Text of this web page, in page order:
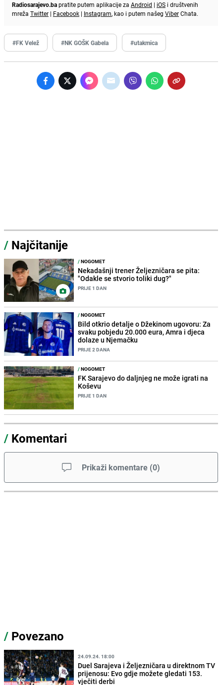
Radiosarajevo.bapratite putem aplikacije za Android | iOS i društvenih
mreža Twitter | Facebook | Instagram, kao i putem našeg ViberChata.
#FK Velež #NK GOŠK Gabela #utakmica
/ Najčitanije
/NOGOMET
Nekadašnji trener Željezničara se pita:
"Odakle se stvorio toliki dug?"
PRIJE 1 DAN
/NOGOMET
Bild otkrio detalje o Džekinom ugovoru: Za
svaku pobjedu 20.000 eura, Amra i djeca
dolaze u Njemačku
PRIJE 2 DANA
/NOGOMET
FK Sarajevo do daljnjeg ne može igrati na
Koševu
PRIJE 1 DAN
/ Komentari
Prikaži komentare (0)
/ Povezano
24.09.24. 18:00
Duel Sarajeva i Željezničara u direktnom TV
prijenosu: Evo gdje možete gledati 153.
vječiti derbi